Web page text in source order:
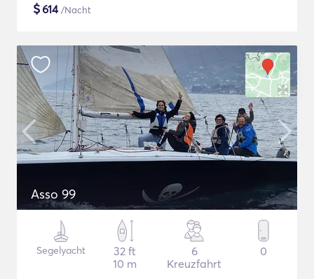
$614/Nacht
Asso 99
Segelyacht
32 ft
10 m
6
Kreuzfahrt
0